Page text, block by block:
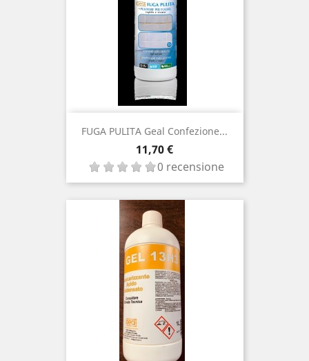
FUGA PULITA Geal Confezione...
Prezzo
11,70 €
0 recensione